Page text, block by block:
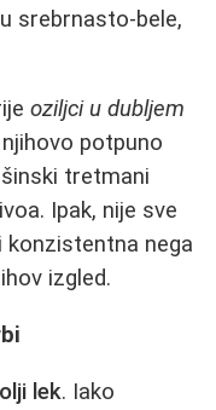
srebrnasto-bele,
oziljci u dubljem
potpuno
tretmani
Ipak, nije sve
konzistentna nega
izgled.
lek. Iako